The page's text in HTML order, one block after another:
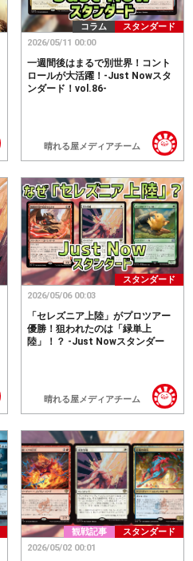
コラム スタンダード
晴れる屋メディアチーム
一週間後はまるで別世界！コント
ロールが大活躍！-Just Nowスタ
ンダード！vol.86-
2026/05/11 00:00
スタンダード
晴れる屋メディアチーム
「セレズニア上陸」がプロツアー
優勝！狙われたのは「緑単上
陸」！？ -Just Nowスタンダー
2026/05/06 00:03
観戦記事 スタンダード
2026/05/02 00:01